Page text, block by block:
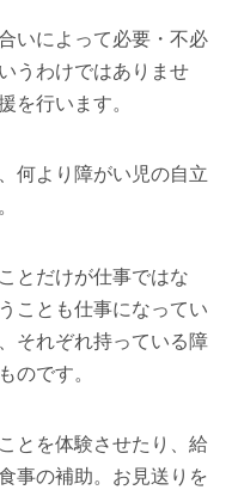
いによって必要・不必
うわけではありませ
を行います。
何より障がい児の自立
とだけが仕事ではな
ことも仕事になってい
それぞれ持っている障
のです。
とを体験させたり、給
事の補助。お見送りを